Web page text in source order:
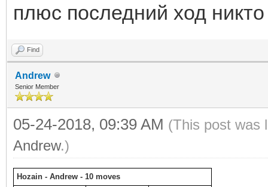
плюс последний ход
Find
Andrew
Senior Member
05-24-2018, 09:39 AM (This post was
Andrew.)
Hozain - Andrew - 10 moves